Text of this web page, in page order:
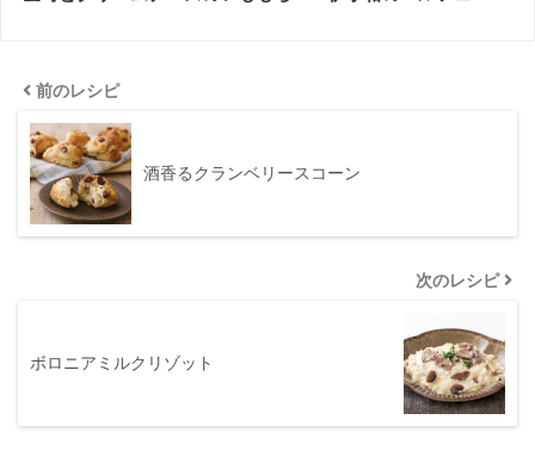
前のレシピ
酒香るクランベリースコーン
次のレシピ
ボロニアミルクリゾット